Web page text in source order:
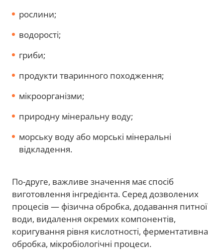
рослини;
водорості;
гриби;
продукти тваринного походження;
мікроорганізми;
природну мінеральну воду;
морську воду або морські мінеральні
відкладення.
По-друге, важливе значення має спосіб
виготовлення інгредієнта. Серед дозволених
процесів — фізична обробка, додавання питної
води, видалення окремих компонентів,
коригування рівня кислотності, ферментативна
обробка, мікробіологічні процеси.